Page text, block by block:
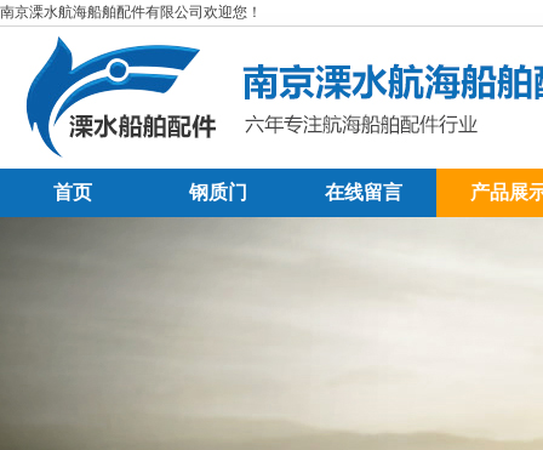
南京溧水航海船舶配件有限公司欢迎您！
首页 钢质门 在线留言 产品展